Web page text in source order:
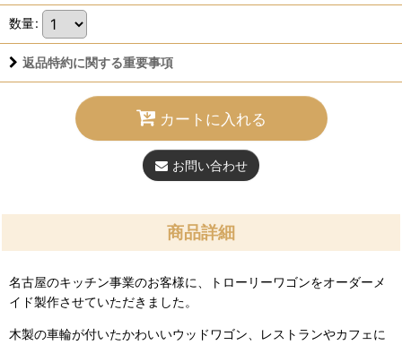
数量:
返品特約に関する重要事項
カートに入れる
お問い合わせ
商品詳細
名古屋のキッチン事業のお客様に、トローリーワゴンをオーダーメ
イド製作させていただきました。
木製の車輪が付いたかわいいウッドワゴン、レストランやカフェに